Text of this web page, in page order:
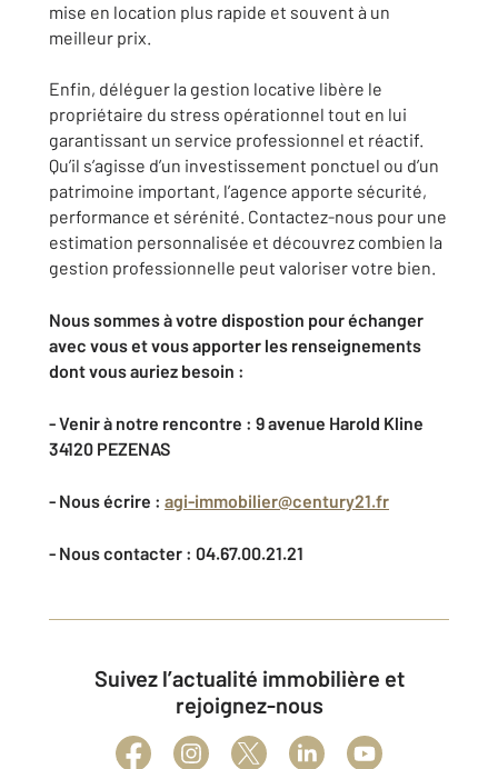
mise en location plus rapide et souvent à un
meilleur prix.
Enfin, déléguer la gestion locative libère le
propriétaire du stress opérationnel tout en lui
garantissant un service professionnel et réactif.
Qu’il s’agisse d’un investissement ponctuel ou d’un
patrimoine important, l’agence apporte sécurité,
performance et sérénité. Contactez-nous pour une
estimation personnalisée et découvrez combien la
gestion professionnelle peut valoriser votre bien.
Nous sommes à votre dispostion pour échanger
avec vous et vous apporter les renseignements
dont vous auriez besoin :
- Venir à notre rencontre : 9 avenue Harold Kline
34120 PEZENAS
- Nous écrire : agi-immobilier@century21.fr
- Nous contacter : 04.67.00.21.21
Suivez l’actualité immobilière et
rejoignez-nous